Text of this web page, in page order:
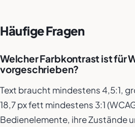
Häufige Fragen
Welcher Farbkontrast ist für
vorgeschrieben?
Text braucht mindestens 4,5:1,
18,7 px fett mindestens 3:1
Bedienelemente, ihre Zustände